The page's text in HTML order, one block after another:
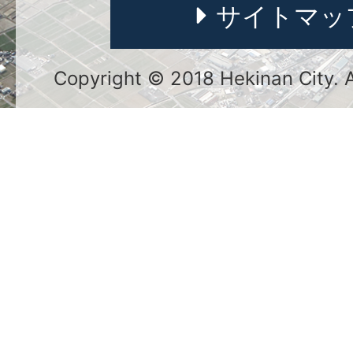
サイトマッ
Copyright © 2018 Hekinan City.